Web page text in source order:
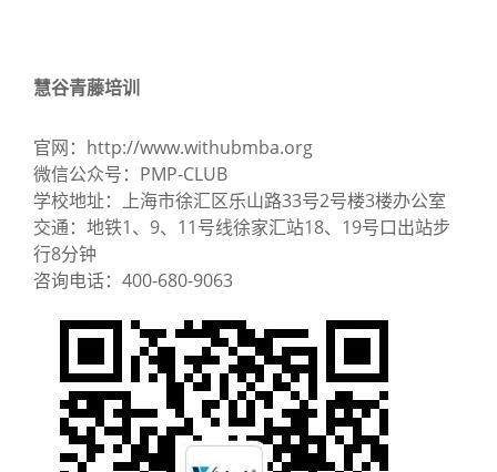
慧谷青藤培训
官网：http://www.withubmba.org
微信公众号：PMP-CLUB
学校地址：上海市徐汇区乐山路33号2号楼3楼办公室
交通：地铁1、9、11号线徐家汇站18、19号口出站步
行8分钟
咨询电话： 400-680-9063